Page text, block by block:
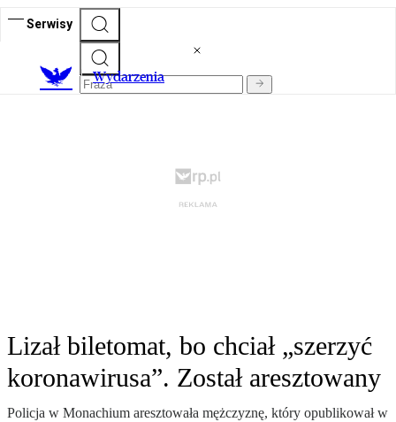
Serwisy
Wydarzenia
Lizał biletomat, bo chciał „szerzyć
koronawirusa”. Został aresztowany
Policja w Monachium aresztowała mężczyznę, który opublikował w